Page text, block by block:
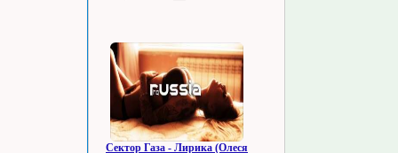
Сектор Газа - Лирика (Олеся